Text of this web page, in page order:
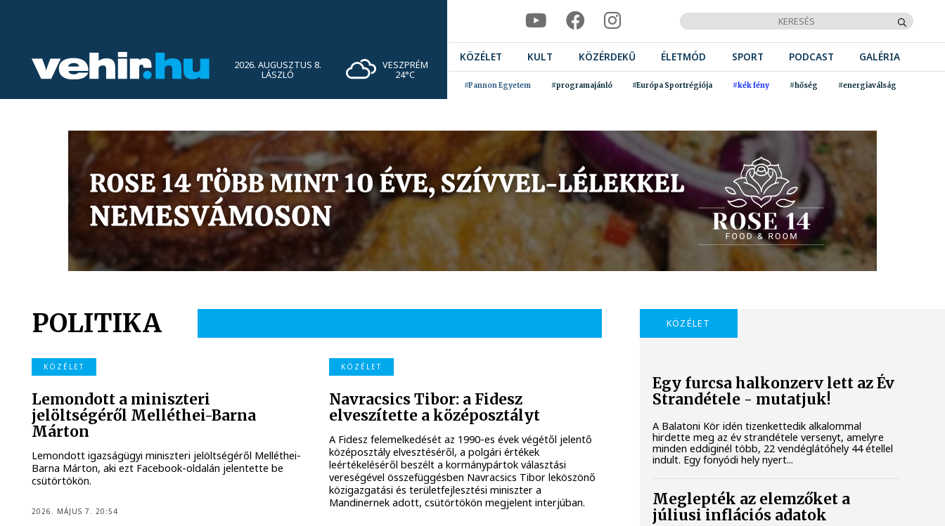
2026. AUGUSZTUS 8.
LÁSZLÓ
VESZPRÉM
24°C
KÖZÉLET KULT KÖZÉRDEKŰ ÉLETMÓD SPORT PODCAST GALÉRIA
#Pannon Egyetem #programajánló #Európa Sportrégiója #kék fény #hőség #energiaválság
POLITIKA
KÖZÉLET
Lemondott a miniszteri
jelöltségéről Melléthei-Barna
Márton
Lemondott igazságügyi miniszteri jelöltségéről Melléthei-
Barna Márton, aki ezt Facebook-oldalán jelentette be
csütörtökön.
2026. MÁJUS 7. 20:54
KÖZÉLET
Navracsics Tibor: a Fidesz
elveszítette a középosztályt
A Fidesz felemelkedését az 1990-es évek végétől jelentő
középosztály elvesztéséről, a polgári értékek
leértékeléséről beszélt a kormánypártok választási
vereségével összefüggésben Navracsics Tibor leköszönő
közigazgatási és területfejlesztési miniszter a
Mandinernek adott, csütörtökön megjelent interjúban.
KÖZÉLET
Egy furcsa halkonzerv lett az Év
Strandétele - mutatjuk!
A Balatoni Kör idén tizenkettedik alkalommal
hirdette meg az év strandétele versenyt, amelyre
minden eddiginél több, 22 vendéglátóhely 44 étellel
indult. Egy fonyódi hely nyert...
Meglepték az elemzőket a
júliusi inflációs adatok